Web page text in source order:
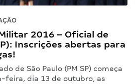
2016 – Oficial de
Inscrições abertas para
de São Paulo (PM SP) começa
feira, dia 13 de outubro, as